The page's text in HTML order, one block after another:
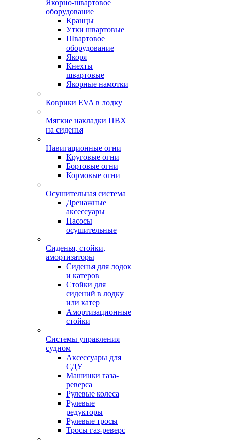
Якорно-швартовое
оборудование
Кранцы
Утки швартовые
Швартовое
оборудование
Якоря
Кнехты
швартовые
Якорные намотки
Коврики EVA в лодку
Мягкие накладки ПВХ
на сиденья
Навигационные огни
Круговые огни
Бортовые огни
Кормовые огни
Осушительная система
Дренажные
аксессуары
Насосы
осушительные
Сиденья, стойки,
амортизаторы
Сиденья для лодок
и катеров
Стойки для
сидений в лодку
или катер
Амортизационные
стойки
Системы управления
судном
Аксессуары для
СДУ
Машинки газа-
реверса
Рулевые колеса
Рулевые
редукторы
Рулевые тросы
Тросы газ-реверс